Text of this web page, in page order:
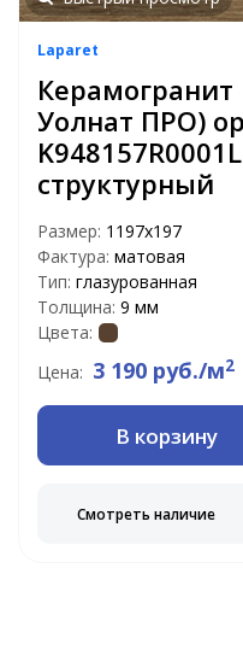
Laparet
Керамогранит
Уолнат ПРО)
структурный
Размер: 1197x197
Фактура: матовая
Тип: глазурованная
Толщина: 9 мм
Цвета:
Цена: 3 190 руб./м2
В корзину
Смотреть наличие